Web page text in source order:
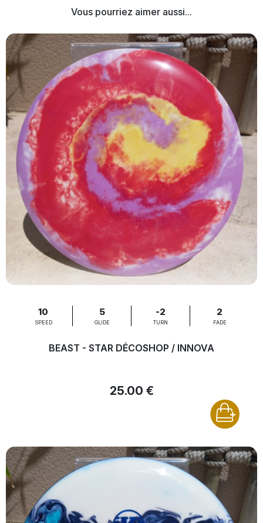
Vous pourriez aimer aussi...
10
SPEED
5
GLIDE
-2
TURN
2
FADE
BEAST - STAR DÉCOSHOP / INNOVA
25.00 €